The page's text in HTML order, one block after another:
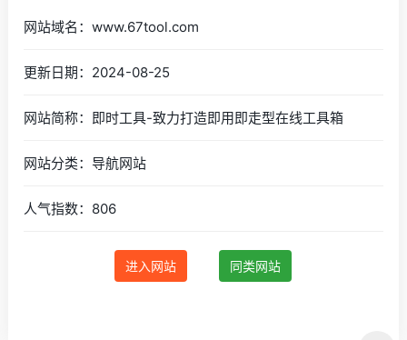
网站域名：www.67tool.com
更新日期：2024-08-25
网站简称：即时工具-致力打造即用即走型在线工具箱
网站分类：导航网站
人气指数：806
进入网站 同类网站